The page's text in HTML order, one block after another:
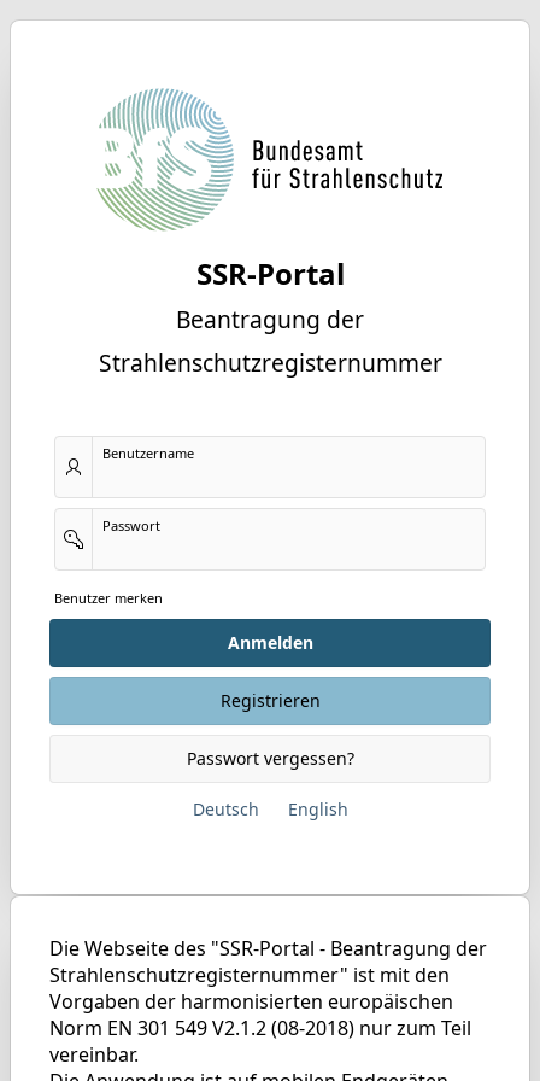
SSR-Portal
Beantragung der
Strahlenschutzregisternummer
Benutzername
Passwort
Benutzer merken
Anmelden
Registrieren
Passwort vergessen?
Deutsch English
Die Webseite des "SSR-Portal - Beantragung der
Strahlenschutzregisternummer" ist mit den
Vorgaben der harmonisierten europäischen
Norm EN 301 549 V2.1.2 (08-2018) nur zum Teil
vereinbar.